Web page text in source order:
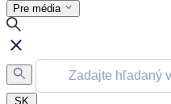
Pre média
SK